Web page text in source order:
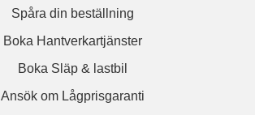
Spåra din beställning
Boka Hantverkartjänster
Boka Släp & lastbil
Ansök om Lågprisgaranti